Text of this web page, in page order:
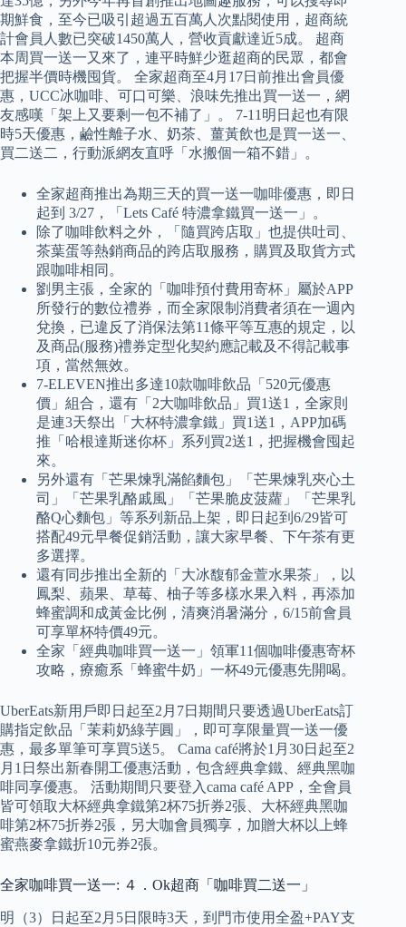
期鮮食，至今已吸引超過五百萬人次點閱使用，超商統
計會員人數已突破1450萬人，營收貢獻達近5成。 超商
本周買一送一又來了，連平時鮮少逛超商的民眾，都會
把握半價時機囤貨。 全家超商至4月17日前推出會員優
惠，UCC冰咖啡、可口可樂、浪味先推出買一送一，網
友感嘆「架上又要剩一包不補了」。 7-11明日起也有限
時5天優惠，鹼性離子水、奶茶、薑黃飲也是買一送一、
買二送二，行動派網友直呼「水搬個一箱不錯」。
全家超商推出為期三天的買一送一咖啡優惠，即日
起到 3/27，「Lets Café 特濃拿鐵買一送一」。
除了咖啡飲料之外，「隨買跨店取」也提供吐司、
茶葉蛋等熱銷商品的跨店取服務，購買及取貨方式
跟咖啡相同。
劉男主張，全家的「咖啡預付費用寄杯」屬於APP
所發行的數位禮券，而全家限制消費者須在一週內
兌換，已違反了消保法第11條平等互惠的規定，以
及商品(服務)禮券定型化契約應記載及不得記載事
項，當然無效。
7-ELEVEN推出多達10款咖啡飲品「520元優惠
價」組合，還有「2大咖啡飲品」買1送1，全家則
是連3天祭出「大杯特濃拿鐵」買1送1，APP加碼
推「哈根達斯迷你杯」系列買2送1，把握機會囤起
來。
另外還有「芒果煉乳滿餡麵包」「芒果煉乳夾心土
司」「芒果乳酪戚風」「芒果脆皮菠蘿」「芒果乳
酪Q心麵包」等系列新品上架，即日起到6/29皆可
搭配49元早餐促銷活動，讓大家早餐、下午茶有更
多選擇。
還有同步推出全新的「大冰馥郁金萱水果茶」，以
鳳梨、蘋果、草莓、柚子等多樣水果入料，再添加
蜂蜜調和成黃金比例，清爽消暑滿分，6/15前會員
可享單杯特價49元。
全家「經典咖啡買一送一」領軍11個咖啡優惠寄杯
攻略，療癒系「蜂蜜牛奶」一杯49元優惠先開喝。
UberEats新用戶即日起至2月7日期間只要透過UberEats訂
購指定飲品「茉莉奶綠芋圓」，即可享限量買一送一優
惠，最多單筆可享買5送5。 Cama café將於1月30日起至2
月1日祭出新春開工優惠活動，包含經典拿鐵、經典黑咖
啡同享優惠。 活動期間只要登入cama café APP，全會員
皆可領取大杯經典拿鐵第2杯75折券2張、大杯經典黑咖
啡第2杯75折券2張，另大咖會員獨享，加贈大杯以上蜂
蜜燕麥拿鐵折10元券2張。
全家咖啡買一送一: ４．Ok超商「咖啡買二送一」
明（3）日起至2月5日限時3天，到門市使用全盈+PAY支